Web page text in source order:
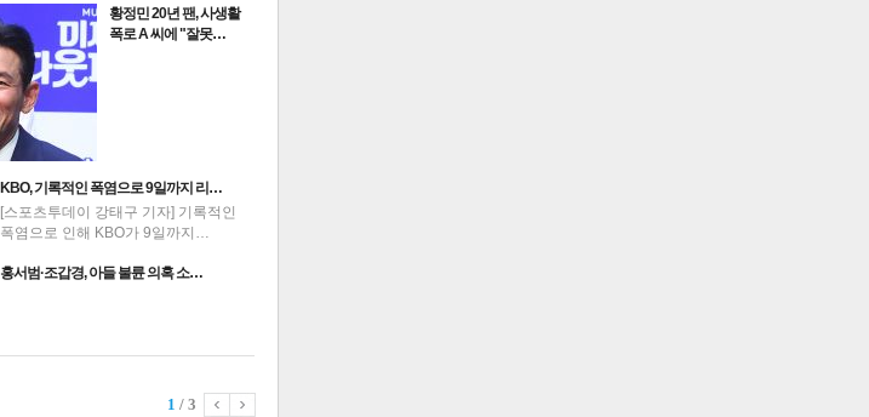
게 소
황정민 20년 팬, 사생활
폭로 A 씨에 "잘못…
KBO, 기록적인 폭염으로 9일까지 리…
[스포츠투데이 강태구 기자] 기록적인
폭염으로 인해 KBO가 9일까지…
홍서범·조갑경, 아들 불륜 의혹 소…
1 / 3